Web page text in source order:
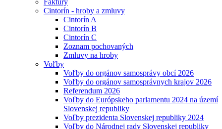
Faktúry
Cintorín - hroby a zmluvy
Cintorín A
Cintorín B
Cintorín C
Zoznam pochovaných
Zmluvy na hroby
Voľby
Voľby do orgánov samosprávy obcí 2026
Voľby do orgánov samosprávnych krajov 2026
Referendum 2026
Voľby do Európskeho parlamentu 2024 na území
Slovenskej republiky
Voľby prezidenta Slovenskej republiky 2024
Voľby do Národnej rady Slovenskej republiky